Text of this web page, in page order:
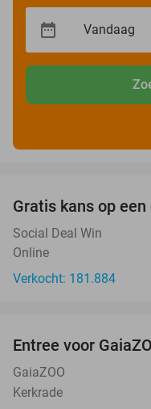
Gratis kans op
Social Deal Win
Online
Verkocht: 181.884
Entree voor
GaiaZOO
Kerkrade